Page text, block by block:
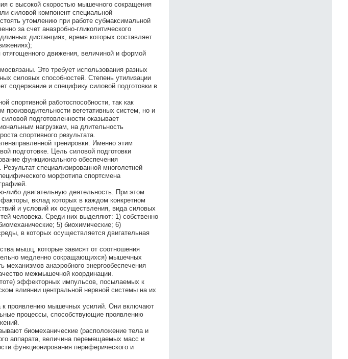
с высокой скоростью мышечного сокращения
силовой компонент специальной
утомлению при работе субмаксимальной
за счет анаэробно-гликолитического
дистанциях, время которых составляет
движения, величиной и формой
Это требует использования разных
силовых способностей. Степень утилизации
содержание и специфику силовой подготовки в
спортивной работоспособности, так как
производительности вегетативных систем, но и
подготовленности оказывает
нагрузкам, на длительность
спортивного результата.
тренировки. Именно этим
подготовке. Цель силовой подготовки
функционального обеспечения
специализированной многолетней
морфотипа спортсмена
либо двигательную деятельность. При этом
вклад которых в каждом конкретном
и условий их осуществления, вида силовых
человека. Среди них выделяют: 1) собственно
5) биохимические; 6)
в которых осуществляется двигательная
мышц, которые зависят от соотношения
медленно сокращающихся) мышечных
анаэробного энергообеспечения
межмышечной координации.
эффекторных импульсов, посылаемых к
влиянии центральной нервной системы на их
к проявлению мышечных усилий. Они включают
процессы, способствующие проявлению
биомеханические (расположение тела и
аппарата, величина перемещаемых масс и
функционирования периферического и